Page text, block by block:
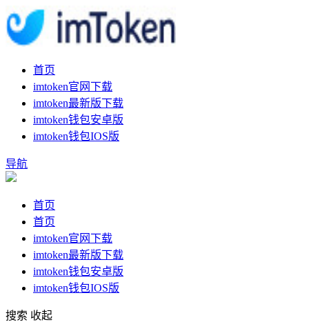
首页
imtoken官网下载
imtoken最新版下载
imtoken钱包安卓版
imtoken钱包IOS版
导航
首页
首页
imtoken官网下载
imtoken最新版下载
imtoken钱包安卓版
imtoken钱包IOS版
搜索 收起